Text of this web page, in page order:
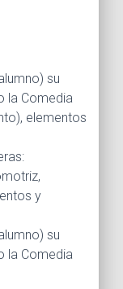
su
la Comedia
elementos
y
su
la Comedia